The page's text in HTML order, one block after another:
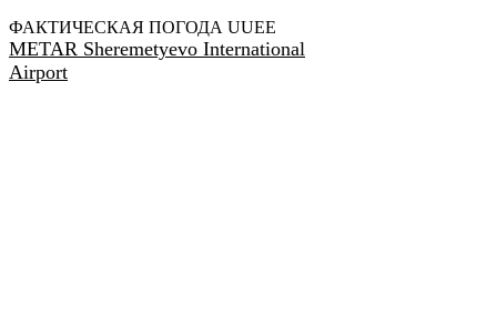
ФАКТИЧЕСКАЯ ПОГОДА UUEE
METAR Sheremetyevo International
Airport